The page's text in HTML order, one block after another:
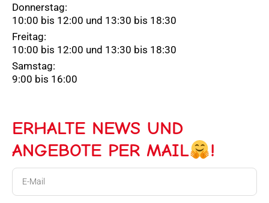
Donnerstag:
10:00 bis 12:00 und 13:30 bis 18:30
Freitag:
10:00 bis 12:00 und 13:30 bis 18:30
Samstag:
9:00 bis 16:00
ERHALTE NEWS UND
ANGEBOTE PER MAIL
!